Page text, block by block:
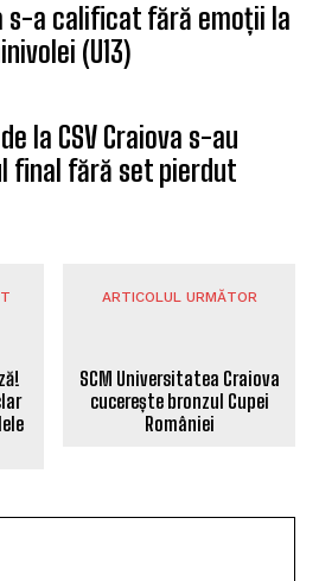
s-a calificat fără emoții la
(U13)
la CSV Craiova s-au
final fără set pierdut
ARTICOLUL URMĂTOR
SCM Universitatea Craiova